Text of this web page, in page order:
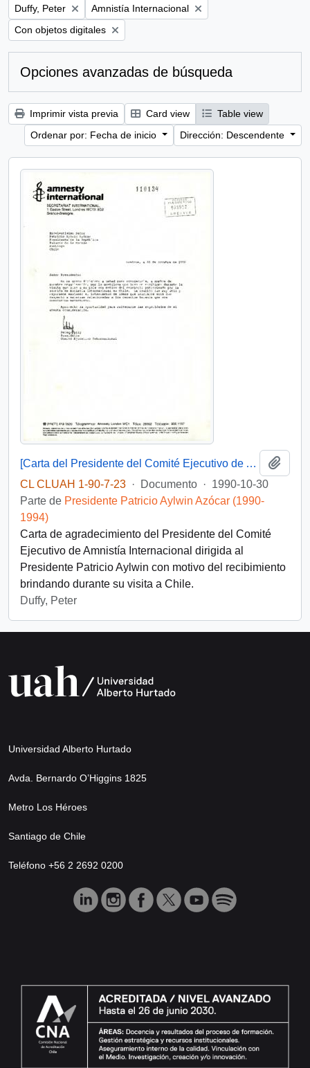
Remove filter:
Duffy, Peter Remove filter:
Amnistía Internacional
Remove filter:
Con objetos digitales
Opciones avanzadas de búsqueda
Imprimir vista previa Card view
Table view
Ordenar por: Fecha de inicio
Dirección: Descendente
[Carta del Presidente del Comité Ejecutivo de Amnistía Internacional dirigida al Presidente Patricio Aylwin]
CL CLUAH 1-90-7-23 · Documento · 1990-10-30
Parte de Presidente Patricio Aylwin Azócar (1990-
1994)
Carta de agradecimiento del Presidente del Comité
Ejecutivo de Amnistía Internacional dirigida al
Presidente Patricio Aylwin con motivo del recibimiento
brindando durante su visita a Chile.
Duffy, Peter
Universidad Alberto Hurtado
Avda. Bernardo O’Higgins 1825
Metro Los Héroes
Santiago de Chile
Teléfono +56 2 2692 0200